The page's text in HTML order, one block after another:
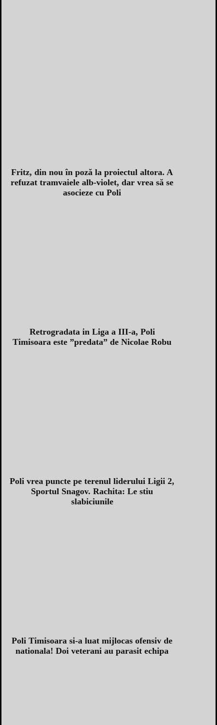
Fritz, din nou în poză la proiectul altora. A
refuzat tramvaiele alb-violet, dar vrea să se
asocieze cu Poli
Retrogradata in Liga a III-a, Poli
Timisoara este ”predata” de Nicolae Robu
Poli vrea puncte pe terenul liderului Ligii 2,
Sportul Snagov. Rachita: Le stiu
slabiciunile
Poli Timisoara si-a luat mijlocas ofensiv de
nationala! Doi veterani au parasit echipa